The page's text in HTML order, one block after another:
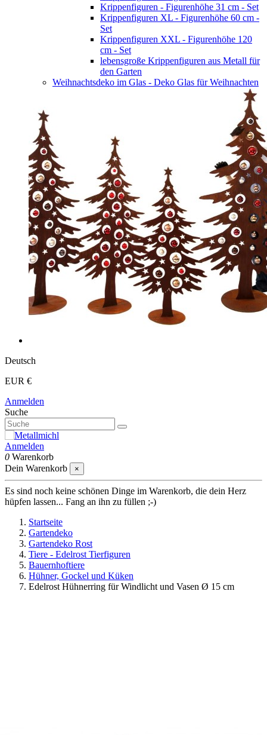
Krippenfiguren - Figurenhöhe 31 cm - Set
Krippenfiguren XL - Figurenhöhe 60 cm -
Set
Krippenfiguren XXL - Figurenhöhe 120
cm - Set
lebensgroße Krippenfiguren aus Metall für
den Garten
Weihnachtsdeko im Glas - Deko Glas für Weihnachten
Deutsch
EUR €
Anmelden
Suche
Anmelden
0 Warenkorb
Dein Warenkorb
×
Es sind noch keine schönen Dinge im Warenkorb, die dein Herz
hüpfen lassen... Fang an ihn zu füllen ;-)
Startseite
Gartendeko
Gartendeko Rost
Tiere - Edelrost Tierfiguren
Bauernhoftiere
Hühner, Gockel und Küken
Edelrost Hühnerring für Windlicht und Vasen Ø 15 cm